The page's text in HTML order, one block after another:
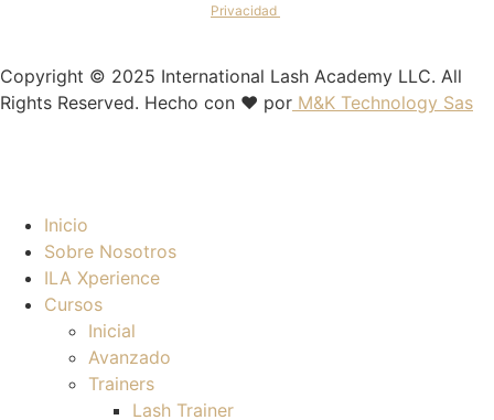
Privacidad
Copyright © 2025 International Lash Academy LLC. All
Rights Reserved. Hecho con ❤️ por M&K Technology Sas
Inicio
Sobre Nosotros
ILA Xperience
Cursos
Inicial
Avanzado
Trainers
Lash Trainer